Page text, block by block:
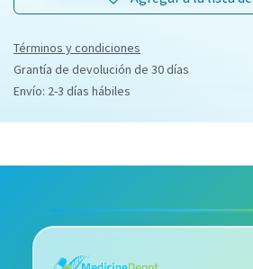
Términos y condiciones
Grantía de devolución de 30 días
Envío: 2-3 días hábiles